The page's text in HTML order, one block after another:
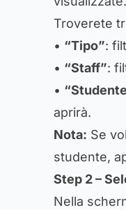
Troverete
• “Tipo”:
• “Staff”:
•
aprirà.
Nota: Se
studente,
Step 2 –
Nella